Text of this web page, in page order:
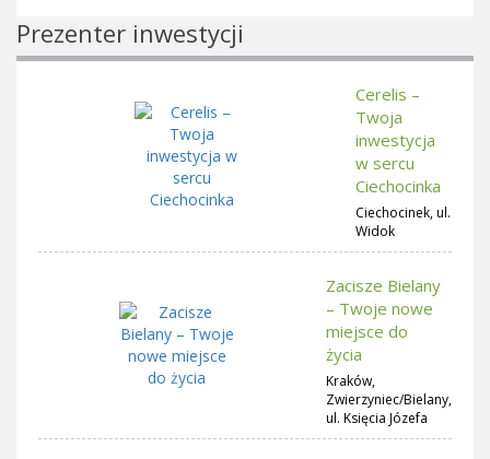
Prezenter inwestycji
Cerelis –
Twoja
inwestycja
w sercu
Ciechocinka
Ciechocinek, ul.
Widok
Zacisze Bielany
– Twoje nowe
miejsce do
życia
Kraków,
Zwierzyniec/Bielany,
ul. Księcia Józefa